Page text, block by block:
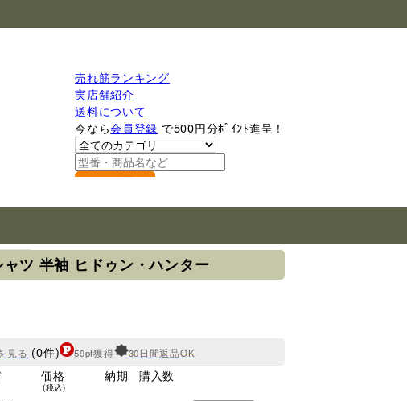
売れ筋ランキング
実店舗紹介
送料について
今なら会員登録 で500円分ﾎﾟｲﾝﾄ進呈！
ツ 半袖 ヒドゥン・ハンター
見る (0件) 59pt獲得 30日間返品OK
価格
(税込)
納期 購入数